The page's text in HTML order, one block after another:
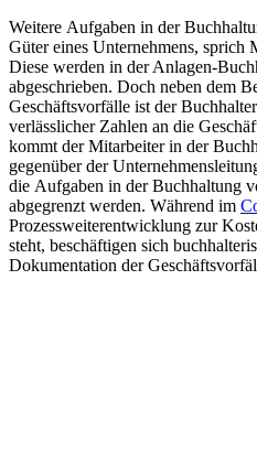
Weitere Aufgaben in der
Güter eines Unternehmens, sprich
Diese werden in der Anlagen-
abgeschrieben. Doch neben dem
Geschäftsvorfälle ist der
verlässlicher Zahlen an die
kommt der Mitarbeiter in der
gegenüber der
die Aufgaben in der Buchhaltung
abgegrenzt werden. Während im
Prozessweiterentwicklung zur
steht, beschäftigen sich
Dokumentation der